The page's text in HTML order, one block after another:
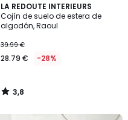
LA REDOUTE INTERIEURS
Cojín de suelo de estera de
algodón, Raoul
39.99 €
28.79 € -28%
3,8
/ 5
3,8
/